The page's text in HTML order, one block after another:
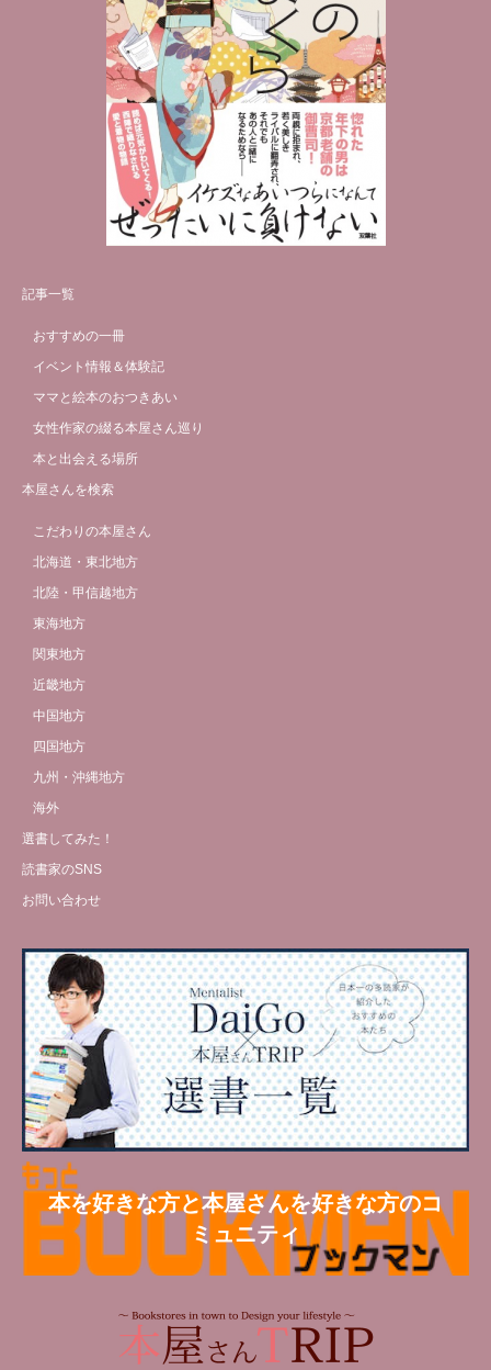
記事一覧
おすすめの一冊
イベント情報＆体験記
ママと絵本のおつきあい
女性作家の綴る本屋さん巡り
本と出会える場所
本屋さんを検索
こだわりの本屋さん
北海道・東北地方
北陸・甲信越地方
東海地方
関東地方
近畿地方
中国地方
四国地方
九州・沖縄地方
海外
選書してみた！
読書家のSNS
お問い合わせ
本を好きな方と本屋さんを好きな方のコ
ミュニティ